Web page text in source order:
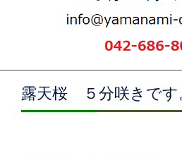
露天桜 ５分咲きです